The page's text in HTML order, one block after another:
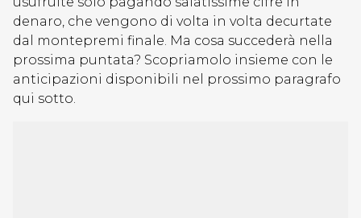
denaro, che vengono di volta in volta decurtate
dal montepremi finale. Ma cosa succederà nella
prossima puntata? Scopriamolo insieme con le
anticipazioni disponibili nel prossimo paragrafo
qui sotto.